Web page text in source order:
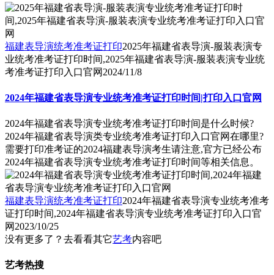
福建表导演统考准考证打印2025年福建省表导演-服装表演专
业统考准考证打印时间,2025年福建省表导演-服装表演专业统
考准考证打印入口官网 2024/11/8
2024年福建省表导演专业统考准考证打印时间|打印入口官网
2024年福建省表导演专业统考准考证打印时间是什么时候?
2024年福建省表导演类专业统考准考证打印入口官网在哪里?
需要打印准考证的2024福建表导演考生请注意,官方已经公布
2024年福建省表导演专业统考准考证打印时间等相关信息。
福建表导演统考准考证打印2024年福建省表导演专业统考准考
证打印时间,2024年福建省表导演专业统考准考证打印入口官
网 2023/10/25
没有更多了？去看看其它艺考内容吧
艺考热搜